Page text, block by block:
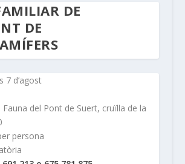
DE
DE
7 d’agost
Fauna del Pont de Suert, cruïlla de la
persona